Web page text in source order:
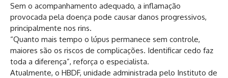
Sem o acompanhamento adequado, a inflamação
provocada pela doença pode causar danos progressivos,
principalmente nos rins.
“Quanto mais tempo o lúpus permanece sem controle,
maiores são os riscos de complicações. Identificar cedo faz
toda a diferença”, reforça o especialista.
Atualmente, o HBDF, unidade administrada pelo Instituto de